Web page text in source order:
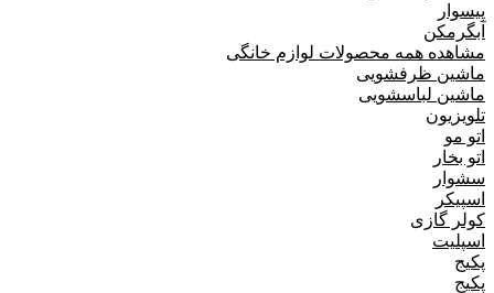
پیسوار
آبگرمکن
مشاهده همه محصولات لوازم خانگی
ماشین ظرفشویی
ماشین لباسشویی
تلویزیون
اتو مو
اتو بخار
سشوار
اسپیکر
کولر گازی
اسپلیت
پکیج
پکیج